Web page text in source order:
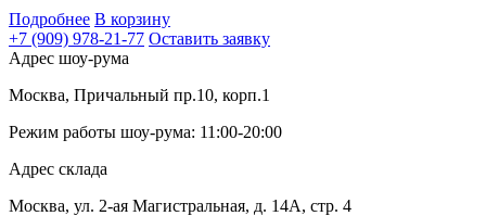
Подробнее В корзину
+7 (909) 978-21-77 Оставить заявку
Адрес шоу-рума
Москва, Причальный пр.10, корп.1
Режим работы шоу-рума: 11:00-20:00
Адрес склада
Москва, ул. 2-ая Магистральная, д. 14А, стр. 4